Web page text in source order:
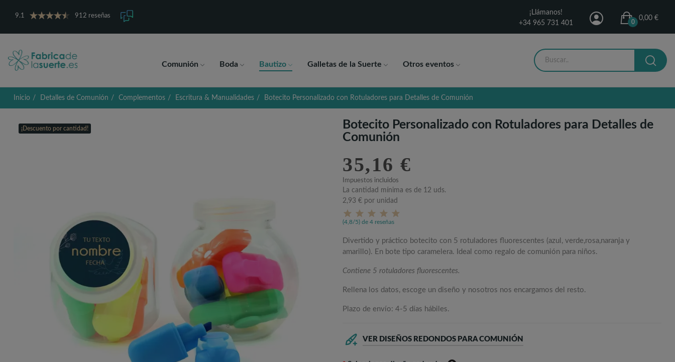
9.1 912 reseñas
¡Llámanos!
+34 965 731 401
0,00 €
0
Comunión Boda Bautizo Galletas de la Suerte Otros eventos
Inicio Detalles de Comunión Complementos Escritura & Manualidades Botecito Personalizado con Rotuladores para Detalles de Comunión
¡Descuento por cantidad!
Botecito Personalizado con Rotuladores para Detalles de
Comunión
35,16 €
Impuestos incluidos
La cantidad mínima es de 12 uds.
2,93 € por unidad
(4,8/5) de 4 reseñas
Divertido y práctico botecito con 5 rotuladores fluorescentes (azul, verde,rosa,naranja y
amarillo). En bote tipo caramelera. Ideal como regalo de comunión para niños.
Contiene 5 rotuladores fluorescentes.
Rellena los datos, escoge un diseño y nosotros nos encargamos del resto.
Plazo de envío: 4-5 días hábiles.
VER DISEÑOS REDONDOS PARA COMUNIÓN